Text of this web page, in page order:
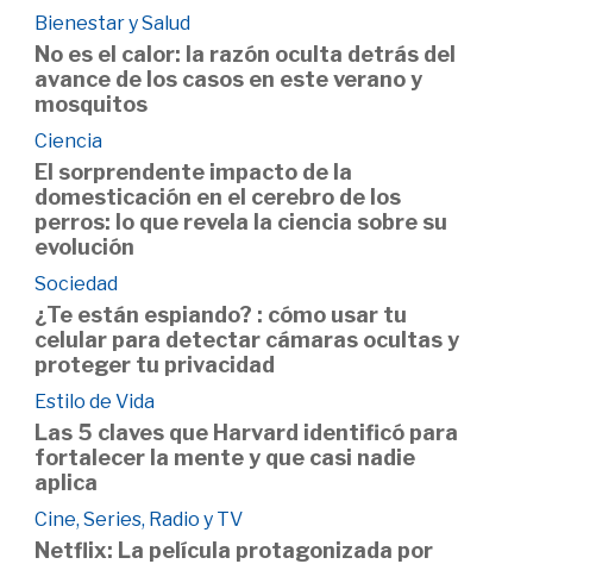
Bienestar y Salud
No es el calor: la razón oculta detrás del
avance de los casos en este verano y
mosquitos
Ciencia
El sorprendente impacto de la
domesticación en el cerebro de los
perros: lo que revela la ciencia sobre su
evolución
Sociedad
¿Te están espiando? : cómo usar tu
celular para detectar cámaras ocultas y
proteger tu privacidad
Estilo de Vida
Las 5 claves que Harvard identificó para
fortalecer la mente y que casi nadie
aplica
Cine, Series, Radio y TV
Netflix: La película protagonizada por